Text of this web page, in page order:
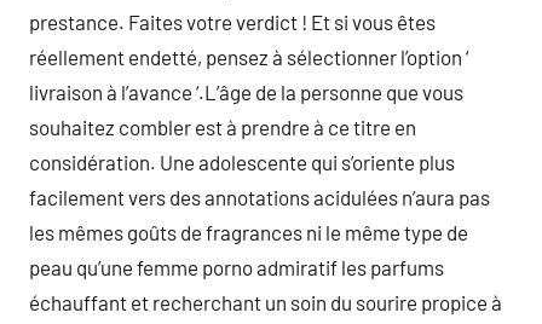
prestance. Faites votre verdict ! Et si vous êtes
réellement endetté, pensez à sélectionner l’option ‘
livraison à l’avance ‘.L’âge de la personne que vous
souhaitez combler est à prendre à ce titre en
considération. Une adolescente qui s’oriente plus
facilement vers des annotations acidulées n’aura pas
les mêmes goûts de fragrances ni le même type de
peau qu’une femme porno admiratif les parfums
échauffant et recherchant un soin du sourire propice à